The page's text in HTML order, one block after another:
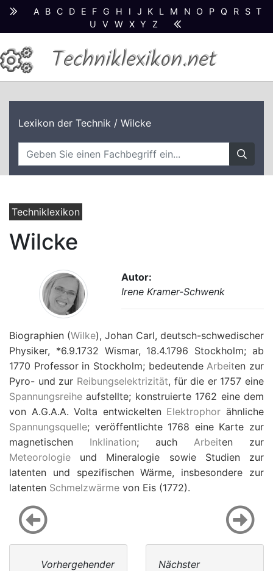
A B C D E F G H I J K L M N O P Q R S T
U
V W X Y Z
Techniklexikon.net
Lexikon der Technik / Wilcke
Techniklexikon
Wilcke
Autor:
Irene Kramer-Schwenk
Biographien (Wilke), Johan Carl, deutsch-schwedischer
Physiker, *6.9.1732 Wismar, 18.4.1796 Stockholm; ab
1770 Professor in Stockholm; bedeutendeArbeiten zur
Pyro- und zur Reibungselektrizität, für die er 1757 eine
Spannungsreihe aufstellte; konstruierte 1762 eine dem
von A.G.A.A. Volta entwickelten Elektrophor ähnliche
Spannungsquelle; veröffentlichte 1768 eine Karte zur
magnetischen Inklination; auch Arbeiten zur
Meteorologie und Mineralogie sowie Studien zur
latenten und spezifischen Wärme, insbesondere zur
latenten Schmelzwärme von Eis (1772).
Vorhergehender
Nächster